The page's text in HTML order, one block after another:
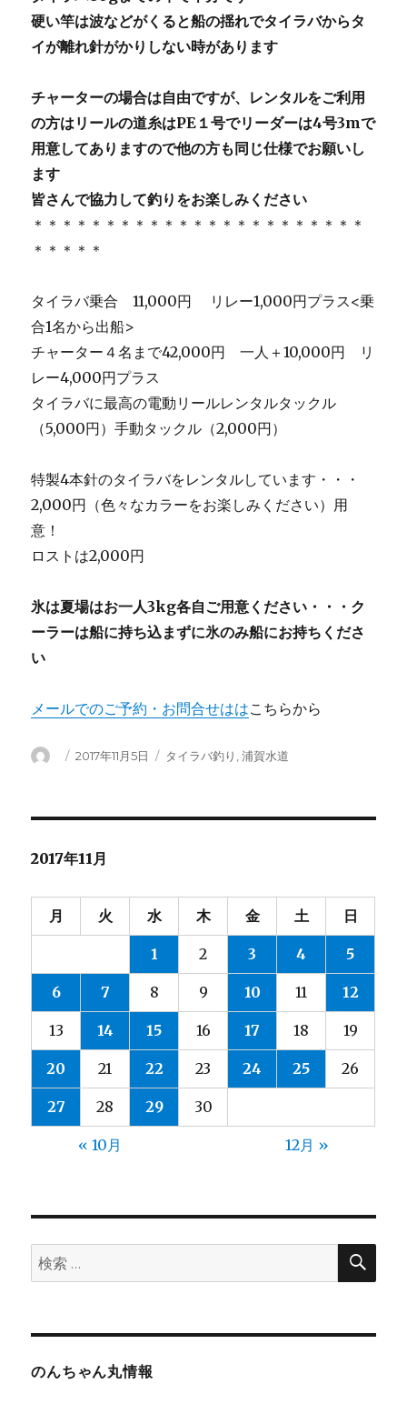
硬い竿は波などがくると船の揺れでタイラバからタ
イが離れ針がかりしない時があります
チャーターの場合は自由ですが、レンタルをご利用
の方はリールの道糸はPE１号でリーダーは4号3mで
用意してありますので他の方も同じ仕様でお願いし
ます
皆さんで協力して釣りをお楽しみください
＊＊＊＊＊＊＊＊＊＊＊＊＊＊＊＊＊＊＊＊＊＊＊
＊＊＊＊＊
タイラバ乗合 11,000円 リレー1,000円プラス<乗
合1名から出船>
チャーター４名まで42,000円 一人＋10,000円 リ
レー4,000円プラス
タイラバに最高の電動リールレンタルタックル
（5,000円）手動タックル（2,000円）
特製4本針のタイラバをレンタルしています・・・
2,000円（色々なカラーをお楽しみください）用
意！
ロストは2,000円
氷は夏場はお一人3kg各自ご用意ください・・・ク
ーラーは船に持ち込まずに氷のみ船にお持ちくださ
い
メールでのご予約・お問合せははこちらから
投 投
2017年11月5日
カ
タイラバ釣り ,浦賀水道
2017年11月
月 火 水 木 金 土 日
1 2 3 4 5
6 7 8 9 10 11 12
13 14 15 16 17 18 19
20 21 22 23 24 25 26
27 28 29 30
« 10月 12月 »
検
索:
検
のんちゃん丸情報